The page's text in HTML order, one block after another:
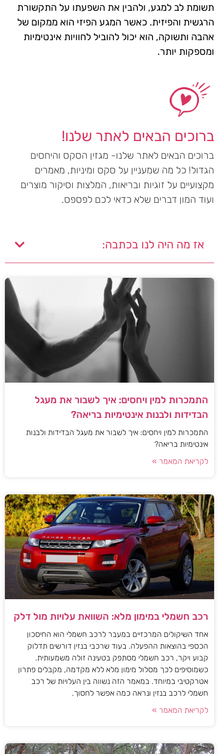
תשומת לב למגע, ולהבין את השפעתו על התקשורת
הרגשית והפיזית. כאשר המגע הפיזי הוא ממקום של
אהבה ותשוקה, הוא יכול להוביל לחוויות אינטימיות
ומספקות יותר.
ברוכים הבאים לאתר שלנו!
ברוכים הבאים לאתר שלנו- מגזין הסקס והיחסים
הגדול! כל מה שמעניין על סקס ומיניות, מאמרים
מקצועיים על זוגיות ובריאות, המלצות וסיקור מוצרים
ועוד המון דברים שלא כדאי לכם לפספס.
אז מה היה לנו בכתבה:
התמכרות למין ויחסים: איך לשבור את מעגל
הבדידות ולבנות אינטימיות בריאה?
התמכרות למין ויחסים: איך לשבור את מעגל הבדידות ולבנות
אינטימיות בריאה?
לקריאת המאמר »
רכב חשמלי במימון מלא: השוואת עלויות מול דלק
אחד השיקולים המרכזיים במעבר לרכב חשמלי הוא החיסכון
הכספי בהוצאות ההפעלה. בעוד שרכבי בנזין דורשים תדלוק
קבוע ויקר, רכב חשמלי מסתפק בטעינה זולה משמעותית.
כשמוסיפים לכך מסלול מימון מלא ללא מקדמה, מקבלים פתרון
אטרקטיבי במיוחד. במאמר הזה נשווה בין העלויות של רכב
חשמלי לרכב בנזין ונראה כמה אפשר לחסוך.
לקריאת המאמר »